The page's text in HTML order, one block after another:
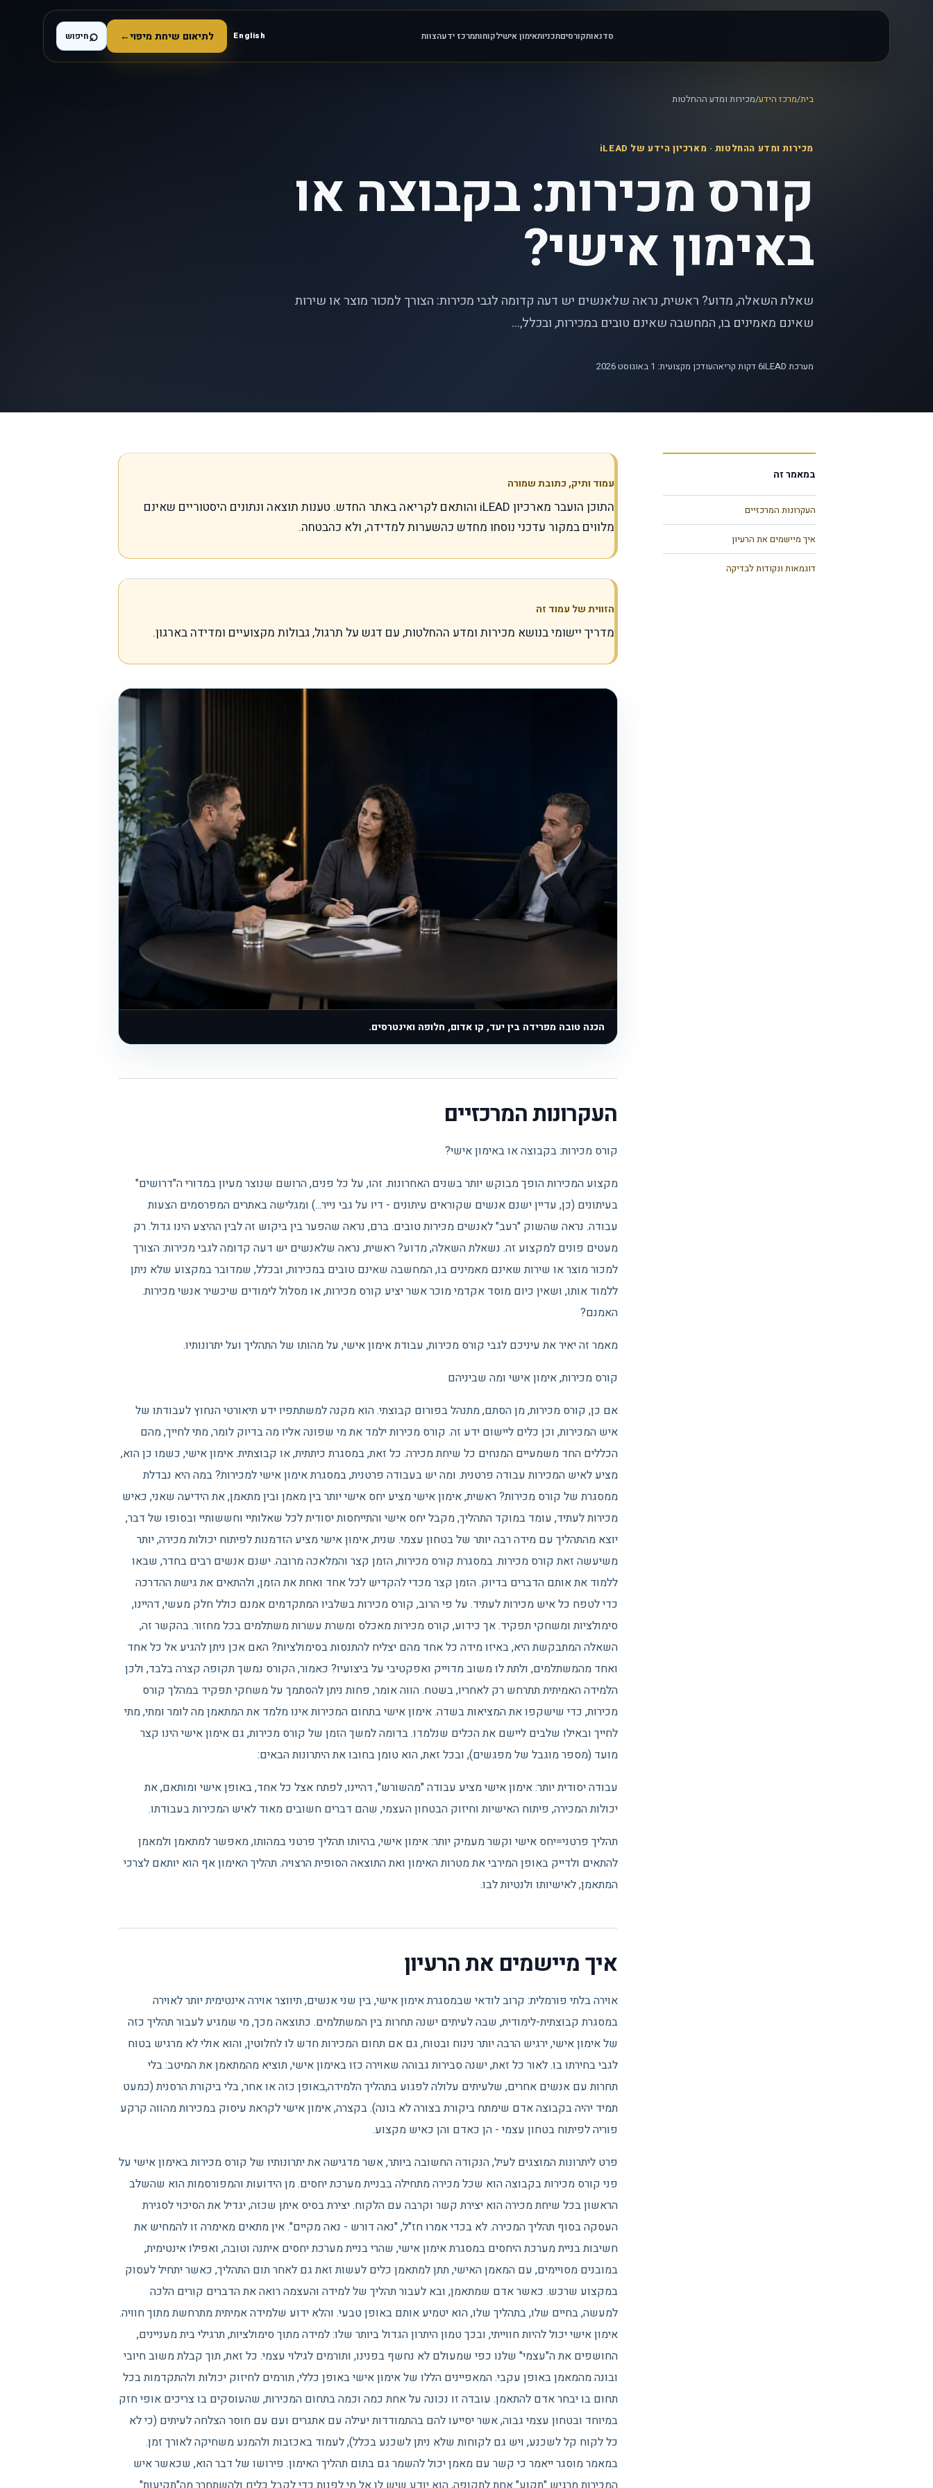
סדנאותקורסיםתכניותאימון אישילקוחותמרכז ידעהצוות English לתיאום שיחת מיפוי←
⌕חיפוש
בית/מרכז הידע/מכירות ומדע ההחלטות
מכירות ומדע ההחלטות · מארכיון הידע של iLEAD
קורס מכירות: בקבוצה או
באימון אישי?
שאלת השאלה, מדוע? ראשית, נראה שלאנשים יש דעה קדומה לגבי מכירות: הצורך למכור מוצר או שירות
שאינם מאמינים בו, המחשבה שאינם טובים במכירות, ובכלל,...
מערכת iLEAD 6דקות קריאהעודכן מקצועית: 1 באוגוסט 2026
במאמר זה
העקרונות המרכזיים
איך מיישמים את הרעיון
דוגמאות ונקודות לבדיקה
עמוד ותיק, כתובת שמורה
התוכן הועבר מארכיון iLEAD והותאם לקריאה באתר החדש. טענות תוצאה ונתונים היסטוריים שאינם
מלווים במקור עדכני נוסחו מחדש כהשערות למדידה, ולא כהבטחה.
הזווית של עמוד זה
מדריך יישומי בנושא מכירות ומדע ההחלטות, עם דגש על תרגול, גבולות מקצועיים ומדידה בארגון.
הכנה טובה מפרידה בין יעד, קו אדום, חלופה ואינטרסים.
העקרונות המרכזיים
קורס מכירות: בקבוצה או באימון אישי?
מקצוע המכירות הופך מבוקש יותר בשנים האחרונות. זהו, על כל פנים, הרושם שנוצר מעיון במדורי ה"דרושים"
בעיתונים (כן, עדיין ישנם אנשים שקוראים עיתונים - דיו על גבי נייר...) ומגלישה באתרים המפרסמים הצעות
עבודה. נראה שהשוק "רעב" לאנשים מכירות טובים. ברם, נראה שהפער בין ביקוש זה לבין ההיצע הינו גדול. רק
מעטים פונים למקצוע זה. נשאלת השאלה, מדוע? ראשית, נראה שלאנשים יש דעה קדומה לגבי מכירות: הצורך
למכור מוצר או שירות שאינם מאמינים בו, המחשבה שאינם טובים במכירות, ובכלל, שמדובר במקצוע שלא ניתן
ללמוד אותו, ושאין כיום מוסד אקדמי מוכר אשר יציע קורס מכירות, או מסלול לימודים שיכשיר אנשי מכירות.
האמנם?
מאמר זה יאיר את עיניכם לגבי קורס מכירות, עבודת אימון אישי, על מהותו של התהליך ועל יתרונותיו.
קורס מכירות, אימון אישי ומה שביניהם
אם כן, קורס מכירות, מן הסתם, מתנהל בפורום קבוצתי. הוא מקנה למשתתפיו ידע תיאורטי הנחוץ לעבודתו של
איש המכירות, וכן כלים ליישום ידע זה. קורס מכירות ילמד את מי שפונה אליו מה בדיוק לומר, מתי לחייך, מהם
הכללים החד משמעיים המנחים כל שיחת מכירה. כל זאת, במסגרת כיתתית, או קבוצתית. אימון אישי, כשמו כן הוא,
מציע לאיש המכירות עבודה פרטנית. ומה יש בעבודה פרטנית, במסגרת אימון אישי למכירות? במה היא נבדלת
ממסגרת של קורס מכירות? ראשית, אימון אישי מציע יחס אישי יותר בין מאמן ובין מתאמן, את הידיעה שאני, כאיש
מכירות לעתיד, עומד במוקד התהליך, מקבל יחס אישי והתייחסות יסודית לכל שאלותיי וחששותיי ובסופו של דבר,
יוצא מהתהליך עם מידה רבה יותר של בטחון עצמי. שנית, אימון אישי מציע הזדמנות לפיתוח יכולות מכירה, יותר
משיעשה זאת קורס מכירות. במסגרת קורס מכירות, הזמן קצר והמלאכה מרובה. ישנם אנשים רבים בחדר, שבאו
ללמוד את אותם הדברים בדיוק. הזמן קצר מכדי להקדיש לכל אחד ואחת את הזמן, ולהתאים את גישת ההדרכה
כדי לטפח כל איש מכירות לעתיד. על פי הרוב, קורס מכירות בשלביו המתקדמים אמנם כולל חלק מעשי, דהיינו,
סימולציות ומשחקי תפקיד. אך כידוע, קורס מכירות מאכלס ומשרת עשרות משתלמים בכל מחזור. בהקשר זה,
השאלה המתבקשת היא, באיזו מידה כל אחד מהם יצליח להתנסות בסימולציות? האם אכן ניתן להגיע אל כל אחד
ואחד מהמשתלמים, ולתת לו משוב מדוייק ואפקטיבי על ביצועיו? כאמור, הקורס נמשך תקופה קצרה בלבד, ולכן
הלמידה האמיתית תתרחש רק לאחריו, בשטח. הווה אומר, פחות ניתן להסתמך על משחקי תפקיד במהלך קורס
מכירות, כדי שישקפו את המציאות בשדה. אימון אישי בתחום המכירות אינו מלמד את המתאמן מה לומר ומתי, מתי
לחייך ובאילו שלבים ליישם את הכלים שנלמדו. בדומה למשך הזמן של קורס מכירות, גם אימון אישי הינו קצר
מועד (מספר מוגבל של מפגשים), ובכל זאת, הוא טומן בחובו את היתרונות הבאים:
עבודה יסודית יותר: אימון אישי מציע עבודה "מהשורש", דהיינו, לפתח אצל כל אחד, באופן אישי ומותאם, את
יכולות המכירה, פיתוח האישיות וחיזוק הבטחון העצמי, שהם דברים חשובים מאוד לאיש המכירות בעבודתו.
תהליך פרטני=יחס אישי וקשר מעמיק יותר: אימון אישי, בהיותו תהליך פרטני במהותו, מאפשר למתאמן ולמאמן
להתאים ולדייק באופן המירבי את מטרות האימון ואת התוצאה הסופית הרצויה. תהליך האימון אף הוא יותאם לצרכי
המתאמן, לאישיותו ולנטיות לבו.
איך מיישמים את הרעיון
אוירה בלתי פורמלית: קרוב לודאי שבמסגרת אימון אישי, בין שני אנשים, תיווצר אוירה אינטימית יותר לאוירה
במסגרת קבוצתית-לימודית, שבה לעיתים ישנה תחרות בין המשתלמים. כתוצאה מכך, מי שמגיע לעבור תהליך כזה
של אימון אישי, ירגיש הרבה יותר נינוח ובטוח, גם אם תחום המכירות חדש לו לחלוטין, והוא אולי לא מרגיש בטוח
לגבי בחירתו בו. לאור כל זאת, ישנה סבירות גבוהה שאוירה כזו באימון אישי, תוציא מהמתאמן את המיטב: בלי
תחרות עם אנשים אחרים, שלעיתים עלולה לפגוע בתהליך הלמידה,באופן כזה או אחר, בלי ביקורת הרסנית (כמעט
תמיד יהיה בקבוצה אדם שימתח ביקורת בצורה לא בונה). בקצרה, אימון אישי לקראת עיסוק במכירות מהווה קרקע
פוריה לפיתוח בטחון עצמי - הן כאדם והן כאיש מקצוע.
פרט ליתרונות המוצגים לעיל, הנקודה החשובה ביותר, אשר מדגישה את יתרונותיו של קורס מכירות באימון אישי על
פני קורס מכירות בקבוצה הוא שכל מכירה מתחילה בבניית מערכת יחסים. מן הידועות והמפורסמות הוא שהשלב
הראשון בכל שיחת מכירה הוא יצירת קשר וקרבה עם הלקוח. יצירת בסיס איתן שכזה, יגדיל את הסיכוי לסגירת
העסקה בסוף תהליך המכירה. לא בכדי אמרו חז"ל, "נאה דורש - נאה מקיים". אין מתאים מאימרה זו להמחיש את
חשיבות בניית מערכת היחסים במסגרת אימון אישי, שהרי בניית מערכת יחסים איתנה וטובה, ואפילו אינטימית,
במובנים מסויימים, עם המאמן האישי, תתן למתאמן כלים לעשות זאת גם לאחר תום התהליך, כאשר יתחיל לעסוק
במקצוע שרכש. כאשר אדם שמתאמן, ובא לעבור תהליך של למידה והעצמה רואה את הדברים קורים הלכה
למעשה, בחיים שלו, בתהליך שלו, הוא יטמיע אותם באופן טבעי. והלא ידוע שלמידה אמיתית מתרחשת מתוך חוויה.
אימון אישי יכול להיות חווייתי, ובכך טמון היתרון הגדול ביותר שלו: למידה מתוך סימולציות, תרגילי בית מעניינים,
החושפים את ה"עצמי" שלנו כפי שמעולם לא נחשף בפנינו, ותורמים לגילוי עצמי. כל זאת, תוך קבלת משוב חיובי
ובונה מהמאמן באופן עקבי. המאפיינים הללו של אימון אישי באופן כללי, תורמים לחיזוק יכולות ולהתקדמות בכל
תחום בו יבחר אדם להתאמן. עובדה זו נכונה על אחת כמה וכמה בתחום המכירות, שהעוסקים בו צריכים אופי חזק
במיוחד ובטחון עצמי גבוה, אשר יסייעו להם בהתמודדות יעילה עם אתגרים ועם עם חוסר הצלחה לעיתים (כי לא
כל לקוח קל לשכנע, ויש גם לקוחות שלא ניתן לשכנע בכלל), לעמוד באכזבות ולהמנע משחיקה לאורך זמן.
במאמר מוסגר ייאמר כי קשר עם מאמן יכול להשמר גם בתום תהליך האימון. פירושו של דבר הוא, שכאשר איש